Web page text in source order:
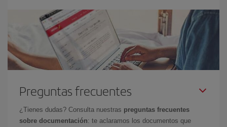
Preguntas frecuentes
¿Tienes dudas? Consulta nuestras preguntas frecuentes
sobre documentación: te aclaramos los documentos que